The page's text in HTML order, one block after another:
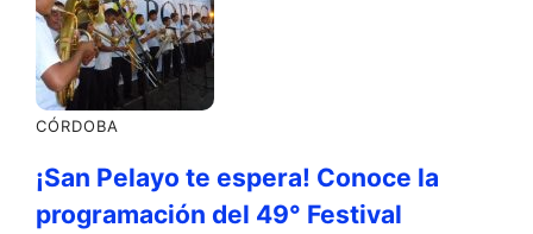
CÓRDOBA
¡San Pelayo te espera! Conoce la
programación del 49° Festival